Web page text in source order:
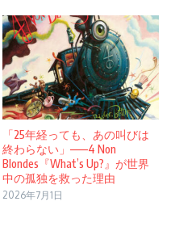
「25年経っても、あの叫びは
終わらない」——4 Non
Blondes『What’s Up?』が世界
中の孤独を救った理由
2026年7月1日